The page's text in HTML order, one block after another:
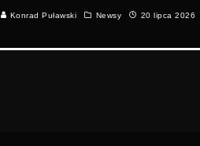
Konrad Puławski Newsy 20 lipca 2026